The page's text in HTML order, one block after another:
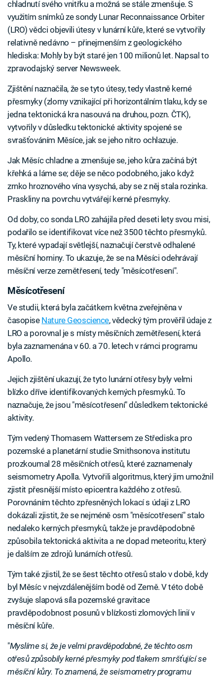
chladnutí svého vnitřku a možná se stále zmenšuje. S
využitím snímků ze sondy Lunar Reconnaissance Orbiter
(LRO) vědci objevili útesy v lunární kůře, které se vytvořily
relativně nedávno – přinejmenším z geologického
hlediska: Mohly by být staré jen 100 milionů let. Napsal to
zpravodajský server Newsweek.
Zjištění naznačila, že se tyto útesy, tedy vlastně kerné
přesmyky (zlomy vznikající při horizontálním tlaku, kdy se
jedna tektonická kra nasouvá na druhou, pozn. ČTK),
vytvořily v důsledku tektonické aktivity spojené se
svrašťováním Měsíce, jak se jeho nitro ochlazuje.
Jak Měsíc chladne a zmenšuje se, jeho kůra začíná být
křehká a láme se; děje se něco podobného, jako když
zrnko hroznového vína vysychá, aby se z něj stala rozinka.
Praskliny na povrchu vytvářejí kerné přesmyky.
Od doby, co sonda LRO zahájila před deseti lety svou misi,
podařilo se identifikovat více než 3500 těchto přesmyků.
Ty, které vypadají světlejší, naznačují čerstvě odhalené
měsíční horniny. To ukazuje, že se na Měsíci odehrávají
měsíční verze zemětřesení, tedy "měsícotřesení".
Měsícotřesení
Ve studii, která byla začátkem května zveřejněna v
časopise Nature Geoscience, vědecký tým prověřil údaje z
LRO a porovnal je s místy měsíčních zemětřesení, která
byla zaznamenána v 60. a 70. letech v rámci programu
Apollo.
Jejich zjištění ukazují, že tyto lunární otřesy byly velmi
blízko dříve identifikovaných kerných přesmyků. To
naznačuje, že jsou "měsícotřesení" důsledkem tektonické
aktivity.
Tým vedený Thomasem Wattersem ze Střediska pro
pozemské a planetární studie Smithsonova institutu
prozkoumal 28 měsíčních otřesů, které zaznamenaly
seismometry Apolla. Vytvořili algoritmus, který jim umožnil
zjistit přesnější místo epicentra každého z otřesů.
Porovnáním těchto zpřesněných lokací s údaji z LRO
dokázali zjistit, že se nejméně osm "měsícotřesení" stalo
nedaleko kerných přesmyků, takže je pravděpodobně
způsobila tektonická aktivita a ne dopad meteoritu, který
je dalším ze zdrojů lunárních otřesů.
Tým také zjistil, že se šest těchto otřesů stalo v době, kdy
byl Měsíc v nejvzdálenějším bodě od Země. V této době
zvyšuje slapová síla pozemské gravitace
pravděpodobnost posunů v blízkosti zlomových linií v
měsíční kůře.
"Myslíme si, že je velmi pravděpodobné, že těchto osm
otřesů způsobily kerné přesmyky pod tlakem smršťující se
měsíční kůry. To znamená, že seismometry programu